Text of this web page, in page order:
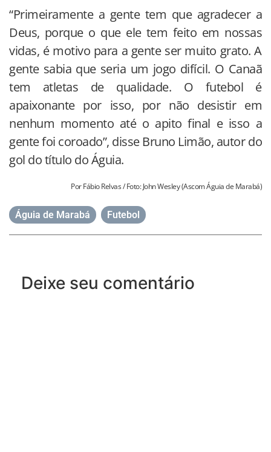
“Primeiramente a gente tem que agradecer a
Deus, porque o que ele tem feito em nossas
vidas, é motivo para a gente ser muito grato. A
gente sabia que seria um jogo difícil. O Canaã
tem atletas de qualidade. O futebol é
apaixonante por isso, por não desistir em
nenhum momento até o apito final e isso a
gente foi coroado”, disse Bruno Limão, autor do
gol do título do Águia.
Por Fábio Relvas / Foto: John Wesley (Ascom Águia de Marabá)
Águia de Marabá Futebol
Deixe seu comentário